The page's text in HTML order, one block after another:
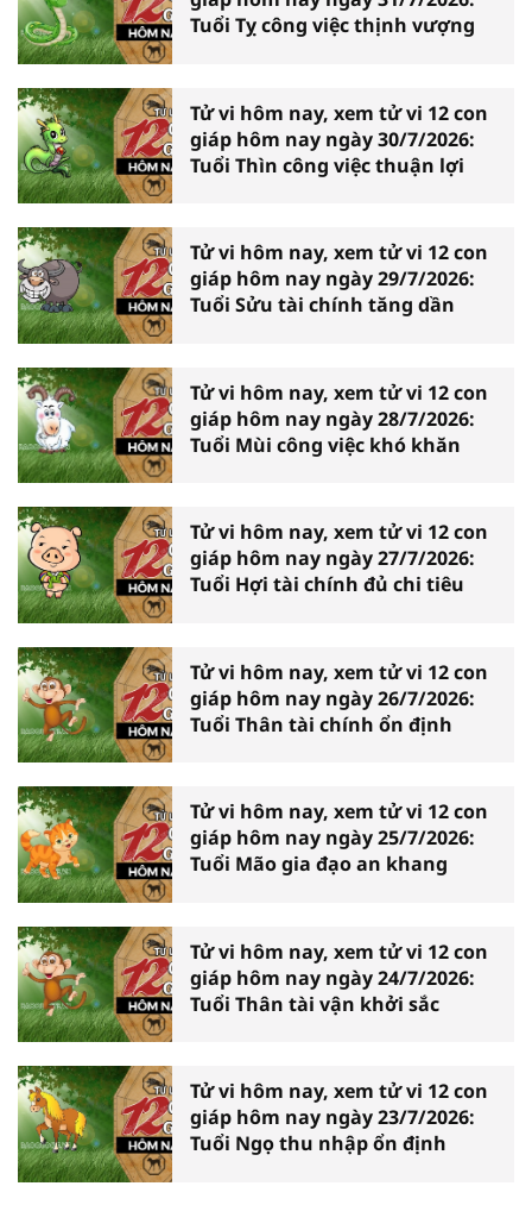
Tuổi Tỵ công việc thịnh vượng
Tử vi hôm nay, xem tử vi 12 con
giáp hôm nay ngày 30/7/2026:
Tuổi Thìn công việc thuận lợi
Tử vi hôm nay, xem tử vi 12 con
giáp hôm nay ngày 29/7/2026:
Tuổi Sửu tài chính tăng dần
Tử vi hôm nay, xem tử vi 12 con
giáp hôm nay ngày 28/7/2026:
Tuổi Mùi công việc khó khăn
Tử vi hôm nay, xem tử vi 12 con
giáp hôm nay ngày 27/7/2026:
Tuổi Hợi tài chính đủ chi tiêu
Tử vi hôm nay, xem tử vi 12 con
giáp hôm nay ngày 26/7/2026:
Tuổi Thân tài chính ổn định
Tử vi hôm nay, xem tử vi 12 con
giáp hôm nay ngày 25/7/2026:
Tuổi Mão gia đạo an khang
Tử vi hôm nay, xem tử vi 12 con
giáp hôm nay ngày 24/7/2026:
Tuổi Thân tài vận khởi sắc
Tử vi hôm nay, xem tử vi 12 con
giáp hôm nay ngày 23/7/2026:
Tuổi Ngọ thu nhập ổn định